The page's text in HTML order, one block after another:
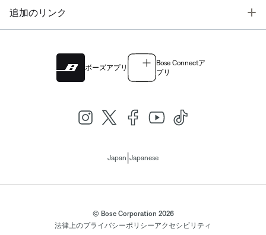
追加のリンク
ボーズアプリ
Bose Connectア
プリ
Japan Japanese
© Bose Corporation 2026
法律上のプライバシーポリシーアクセシビリティ